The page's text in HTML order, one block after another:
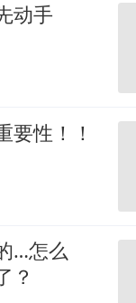
动手
要性！！
…怎么
？